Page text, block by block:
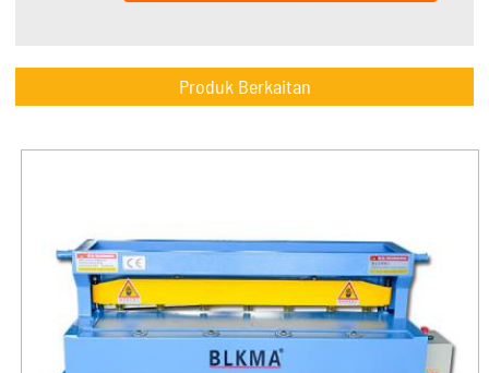
Produk Berkaitan